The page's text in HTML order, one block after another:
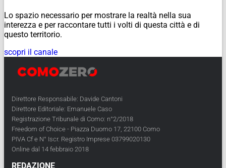
Lo spazio necessario per mostrare la realtà nella sua
interezza e per raccontare tutti i volti di questa città e di
questo territorio.
scopri il canale
Direttore Responsabile: Davide Cantoni
Direttore Editoriale: Emanuele Caso
Registrazione Tribunale di Como: n°2/2018
Freedom of Choice - Piazza Duomo 17, 22100 Como
PIVA Cf e N° Iscr. Registro Imprese 03799020130
Online dal 14 febbraio 2018
REDAZIONE